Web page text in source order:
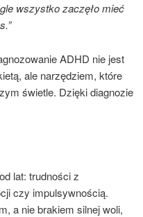
wszystko zaczęło mieć
ADHD nie jest
ale narzędziem, które
świetle. Dzięki diagnozie
lat: trudności z
czy impulsywnością.
a nie brakiem silnej woli,